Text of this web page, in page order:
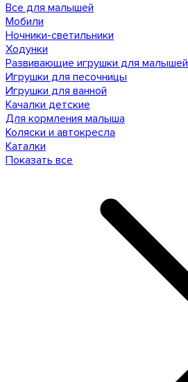
Все для малышей
Мобили
Ночники-светильники
Ходунки
Развивающие игрушки для малышей
Игрушки для песочницы
Игрушки для ванной
Качалки детские
Для кормления малыша
Коляски и автокресла
Каталки
Показать все